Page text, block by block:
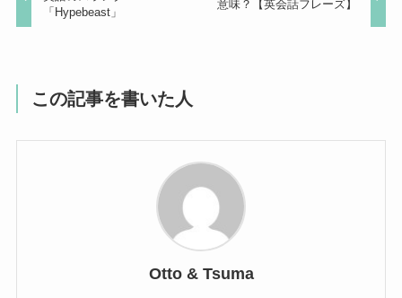
「Hypebeast」
意味？【英会話フレーズ】
この記事を書いた人
Otto & Tsuma